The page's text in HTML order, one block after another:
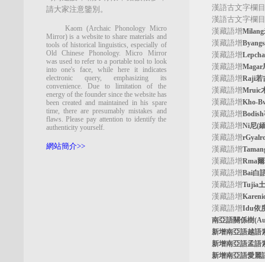
請大家注意鑒別。
Kaom (Archaic Phonology Micro
Mirror) is a website to share materials and
tools of historical linguistics, especially of
Old Chinese Phonology. Micro Mirror
was used to refer to a portable tool to look
into one's face, while here it indicates
electronic query, emphasizing its
convenience. Due to limitation of the
energy of the founder since the website has
been created and maintained in his spare
time, there are presumably mistakes and
flaws. Please pay attention to identify the
authenticity yourself.
網站簡介>>
漢語古文字欄
漢語古文字欄
漢藏語增Milang
漢藏語增
漢藏語增
漢藏語增Magar
漢藏語增Raji若
漢藏語增Mruic
漢藏語增Kho-
漢藏語增
漢藏語增Ni尼(
漢藏語增
漢藏語增
漢藏語增Rma
漢藏語增Bai白
漢藏語增Tujia
漢藏語增
漢藏語增Idu依
南亞語關係樹
新增南亞語越語
新增南亞語孟語
新增南亞語愛麗